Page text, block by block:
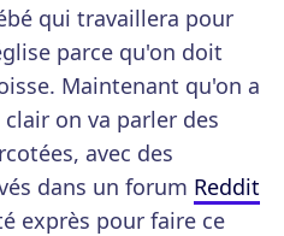
qui travaillera pour
parce qu'on doit
Maintenant qu'on a
on va parler des
avec des
dans un forum Reddit
exprès pour faire ce